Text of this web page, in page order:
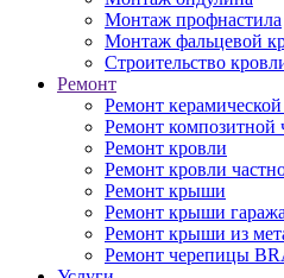
Монтаж профнастила
Монтаж фальцевой
Строительство
Ремонт
Ремонт
Ремонт композитной
Ремонт кровли
Ремонт кровли
Ремонт крыши
Ремонт крыши гаража
Ремонт крыши из
Ремонт черепицы